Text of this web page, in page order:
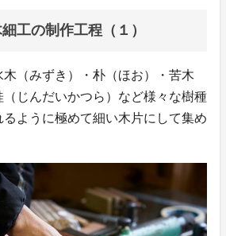
工の制作工程（１）
（みずき）・朴（ほお）・苦木
（じんだいかつら）など様々な樹種
ように極めて細い木片にして集め